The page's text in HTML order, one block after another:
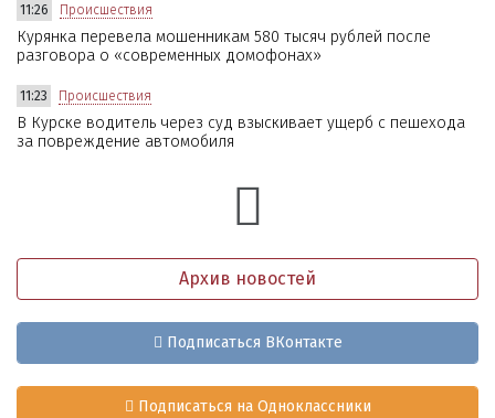
11:26 Происшествия
Курянка перевела мошенникам 580 тысяч рублей после
разговора о «современных домофонах»
11:23 Происшествия
В Курске водитель через суд взыскивает ущерб с пешехода
за повреждение автомобиля
Архив новостей
Подписаться ВКонтакте
Подписаться на Одноклассники